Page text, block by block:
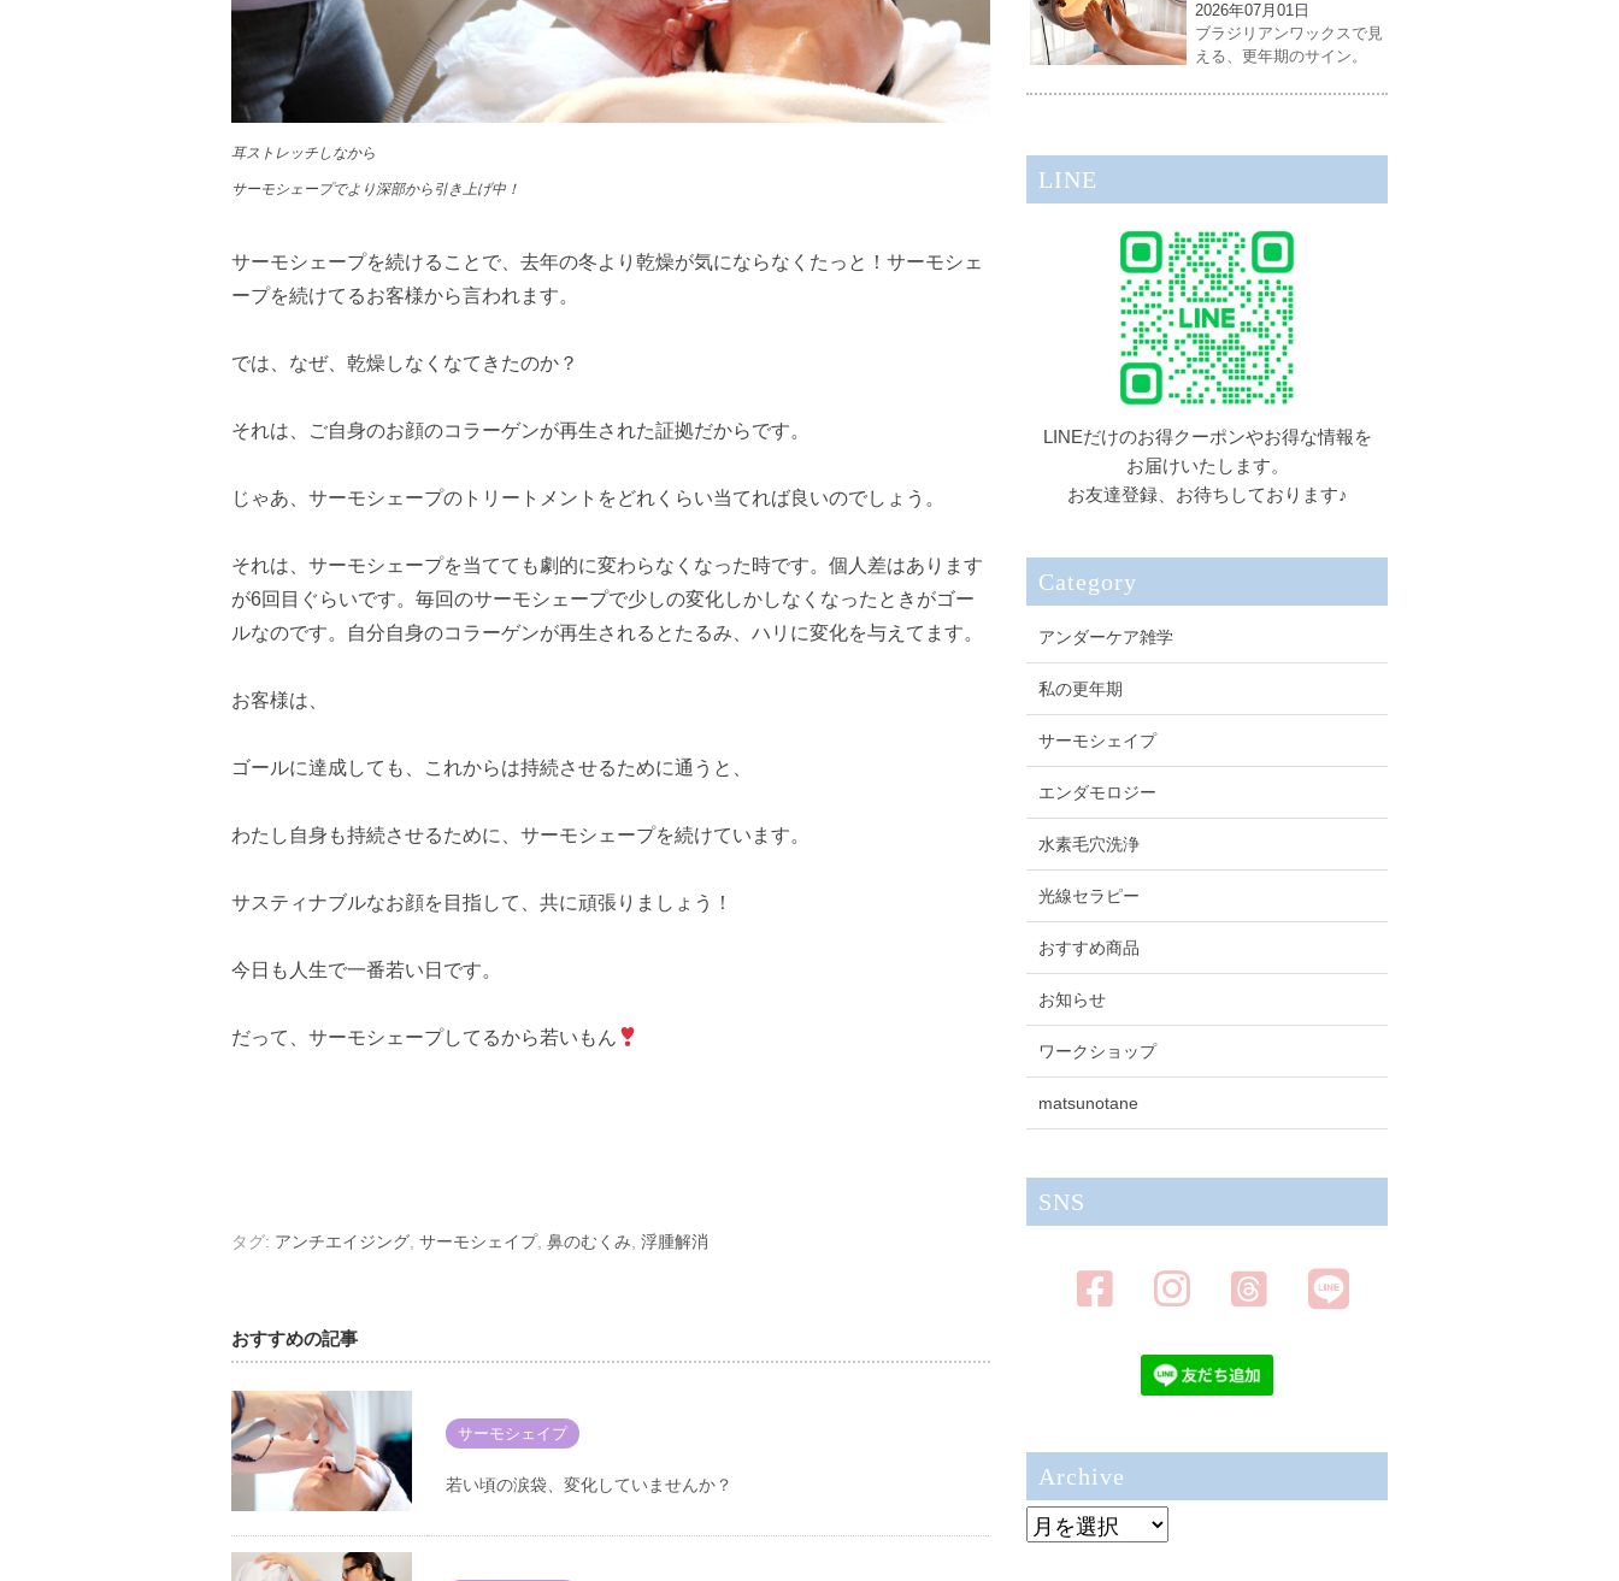
耳ストレッチしなから
サーモシェープでより深部から引き上げ中！
サーモシェープを続けることで、去年の冬より乾燥が気にならなくたっと！サーモシェ
ープを続けてるお客様から言われます。
では、なぜ、乾燥しなくなてきたのか？
それは、ご自身のお顔のコラーゲンが再生された証拠だからです。
じゃあ、サーモシェープのトリートメントをどれくらい当てれば良いのでしょう。
それは、サーモシェープを当てても劇的に変わらなくなった時です。個人差はあります
が6回目ぐらいです。毎回のサーモシェープで少しの変化しかしなくなったときがゴー
ルなのです。自分自身のコラーゲンが再生されるとたるみ、ハリに変化を与えてます。
お客様は、
ゴールに達成しても、これからは持続させるために通うと、
わたし自身も持続させるために、サーモシェープを続けています。
サスティナブルなお顔を目指して、共に頑張りましょう！
今日も人生で一番若い日です。
だって、サーモシェープしてるから若いもん
タグ: アンチエイジング, サーモシェイプ, 鼻のむくみ, 浮腫解消
おすすめの記事
サーモシェイプ
若い頃の涙袋、変化していませんか？
2026年07月01日
ブラジリアンワックスで見
える、更年期のサイン。
LINE
LINEだけのお得クーポンやお得な情報を
お届けいたします。
お友達登録、お待ちしております♪
Category
アンダーケア雑学
私の更年期
サーモシェイプ
エンダモロジー
水素毛穴洗浄
光線セラピー
おすすめ商品
お知らせ
ワークショップ
matsunotane
SNS
Archive
Archive